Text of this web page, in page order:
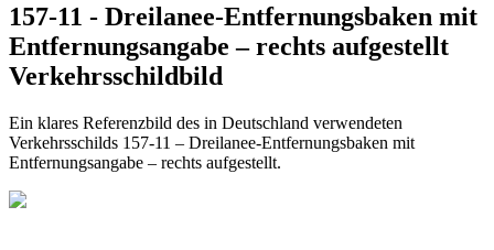
157-11 - Dreilanee-Entfernungsbaken mit
Entfernungsangabe – rechts aufgestellt
Verkehrsschildbild
Ein klares Referenzbild des in Deutschland verwendeten
Verkehrsschilds 157-11 – Dreilanee-Entfernungsbaken mit
Entfernungsangabe – rechts aufgestellt.